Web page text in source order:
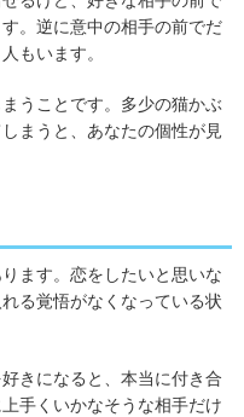
。逆に意中の相手の前でだ
もいます。
うことです。多少の猫かぶ
まうと、あなたの個性が見
ます。恋をしたいと思いな
る覚悟がなくなっている状
きになると、本当に付き合
手くいかなそうな相手だけ